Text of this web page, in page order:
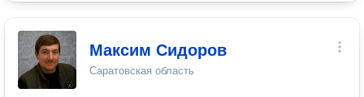
Максим Сидоров
Саратовская область